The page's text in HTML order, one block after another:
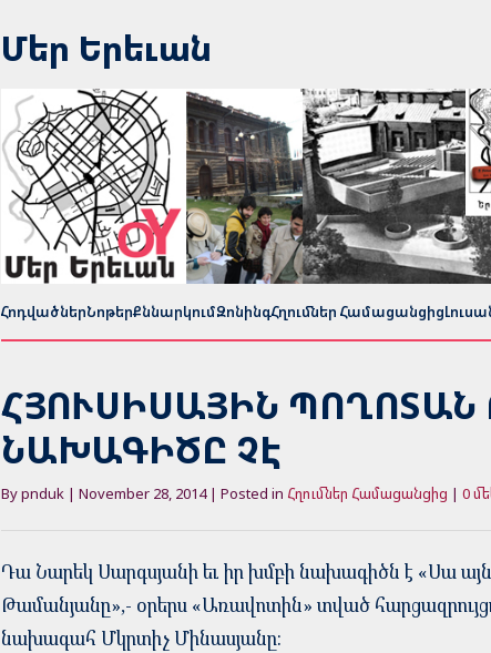
Մեր Երեւան
ՀոդվածներՆոթերՔննարկումԶոնինգՀղումներ Համացանցից
ՀՅՈՒՍԻՍԱՅԻՆ
ՆԱԽԱԳԻԾԸ ՉԷ
By pnduk | November 28, 2014 | Posted in Հղումներ Համացանցից | 0
Դա Նարեկ Սարգսյանի եւ իր խմբի նախագիծն է «Սա այն
Թամանյանը»,- օրերս «Առավոտին» տված
նախագահ Մկրտիչ Մինասյանը։